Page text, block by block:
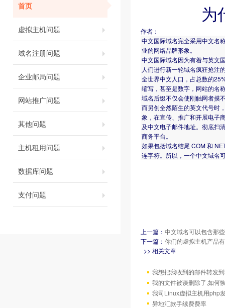
首页
虚拟主机问题
域名注册问题
企业邮局问题
网站推广问题
其他问题
主机租用问题
数据库问题
支付问题
为
作者：
中文国际域名完全采用中文名
业的网络品牌形象。
中文国际域名因为有着与英文
人们进行新一轮域名疯狂抢注
全世界中文人口，占总数的
缩写，甚至是数字，网站的名
域名后缀不仅会使刚触网者摸
而另创全然陌生的英文代号时
象，在宣传、推广和开展电子
及中文电子邮件地址。彻底扫
商务平台。
如果包括域名结尾 COM 和
连字符。所以，一个中文域名
上一篇： 中文域名可以包含那
下一篇： 你们的虚拟主机产品
>> 相关文章
我想把我收到的邮件转发
我的文件被误删除了,如何
我司Linux虚拟主机用php
异地汇款手续费费率